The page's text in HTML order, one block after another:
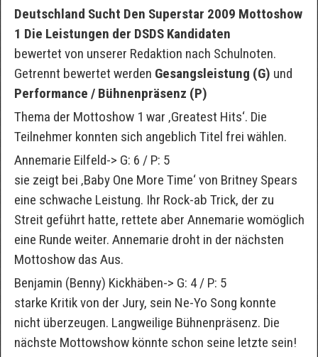
Deutschland Sucht Den Superstar 2009 Mottoshow
1 Die Leistungen der DSDS Kandidaten
bewertet von unserer Redaktion nach Schulnoten.
Getrennt bewertet werden Gesangsleistung (G) und
Performance / Bühnenpräsenz (P)
Thema der Mottoshow 1 war ‚Greatest Hits‘. Die
Teilnehmer konnten sich angeblich Titel frei wählen.
Annemarie Eilfeld-> G: 6 / P: 5
sie zeigt bei ‚Baby One More Time‘ von Britney Spears
eine schwache Leistung. Ihr Rock-ab Trick, der zu
Streit geführt hatte, rettete aber Annemarie womöglich
eine Runde weiter. Annemarie droht in der nächsten
Mottoshow das Aus.
Benjamin (Benny) Kickhäben-> G: 4 / P: 5
starke Kritik von der Jury, sein Ne-Yo Song konnte
nicht überzeugen. Langweilige Bühnenpräsenz. Die
nächste Mottowshow könnte schon seine letzte sein!